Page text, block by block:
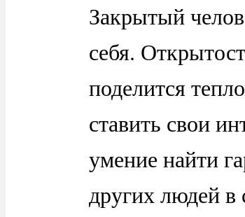
Закрытый
себя.
поделится
ставить свои
умение найти
других людей в